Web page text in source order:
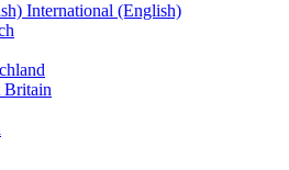
International (English)
Britain